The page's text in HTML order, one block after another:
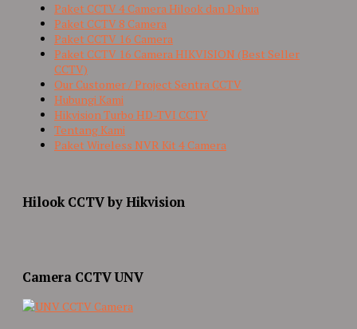
Paket CCTV 4 Camera Hilook dan Dahua
Paket CCTV 8 Camera
Paket CCTV 16 Camera
Paket CCTV 16 Camera HIKVISION (Best Seller
CCTV)
Our Customer / Project Sentra CCTV
Hubungi Kami
Hikvision Turbo HD-TVI CCTV
Tentang Kami
Paket Wireless NVR Kit 4 Camera
Hilook CCTV by Hikvision
Camera CCTV UNV